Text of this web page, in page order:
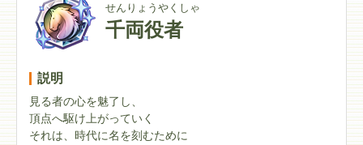
せんりょうやくしゃ
千両役者
説明
見る者の心を魅了し、
頂点へ駆け上がっていく
それは、時代に名を刻むために